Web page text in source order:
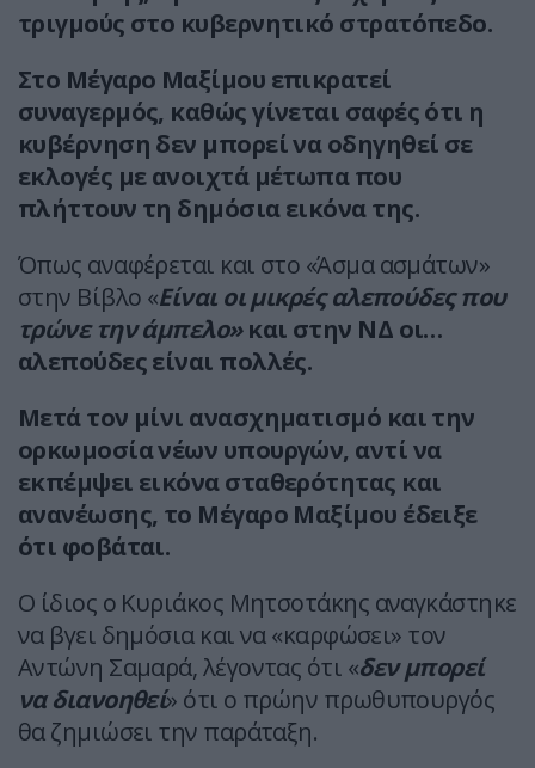
τριγμούς στο κυβερνητικό στρατόπεδο.
Στο Μέγαρο Μαξίμου επικρατεί
συναγερμός, καθώς γίνεται σαφές ότι η
κυβέρνηση δεν μπορεί να οδηγηθεί σε
εκλογές με ανοιχτά μέτωπα που
πλήττουν τη δημόσια εικόνα της.
Όπως αναφέρεται και στο «Άσμα ασμάτων»
στην Βίβλο «Είναι οι μικρές αλεπούδες που
τρώνε την άμπελο»και στην ΝΔ οι…
αλεπούδες είναι πολλές.
Μετά τον μίνι ανασχηματισμό και την
ορκωμοσία νέων υπουργών, αντί να
εκπέμψει εικόνα σταθερότητας και
ανανέωσης, το Μέγαρο Μαξίμου έδειξε
ότι φοβάται.
Ο ίδιος ο Κυριάκος Μητσοτάκης αναγκάστηκε
να βγει δημόσια και να «καρφώσει» τον
Αντώνη Σαμαρά, λέγοντας ότι «δεν μπορεί
να διανοηθεί» ότι ο πρώην πρωθυπουργός
θα ζημιώσει την παράταξη.